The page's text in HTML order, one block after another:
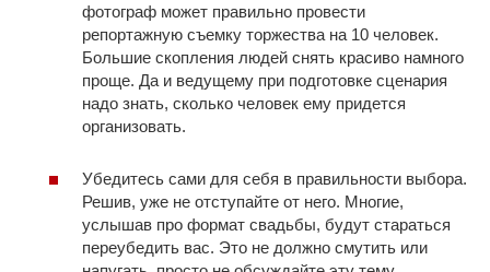
фотограф может правильно провести
репортажную съемку торжества на 10 человек.
Большие скопления людей снять красиво намного
проще. Да и ведущему при подготовке сценария
надо знать, сколько человек ему придется
организовать.
Убедитесь сами для себя в правильности выбора.
Решив, уже не отступайте от него. Многие,
услышав про формат свадьбы, будут стараться
переубедить вас. Это не должно смутить или